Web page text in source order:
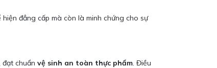
đẳng cấp mà còn là minh chứng cho sự
chuẩn vệ sinh an toàn thực phẩm. Điều